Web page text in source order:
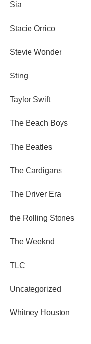
Sia
Stacie Orrico
Stevie Wonder
Sting
Taylor Swift
The Beach Boys
The Beatles
The Cardigans
The Driver Era
the Rolling Stones
The Weeknd
TLC
Uncategorized
Whitney Houston